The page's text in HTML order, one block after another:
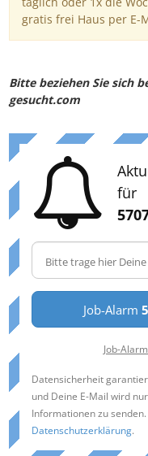
gratis frei Haus per E-
Bitte beziehen Sie sich
gesucht.com
für
Job-Alarm
Job-
Datensicherheit
und Deine E-Mail wird
Informationen zu
Datenschutzerklärung.